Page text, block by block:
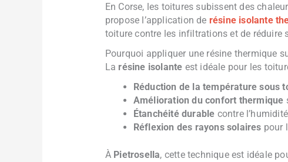
En Corse, les toitures subissent des
propose l’application de résine isolante
toiture contre les infiltrations et de réduire
Pourquoi appliquer une résine thermique
La résine isolante est idéale pour les
Réduction de la température sous
Amélioration du confort thermique
Étanchéité durable contre
Réflexion des rayons solaires pour
À Pietrosella, cette technique est idéale